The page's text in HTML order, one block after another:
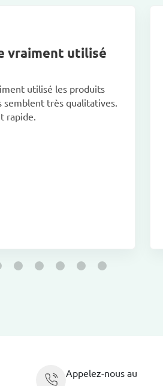
vraiment utilisé
utilisé les produits
semblent très qualitatives.
rapide.
Appelez-nous au